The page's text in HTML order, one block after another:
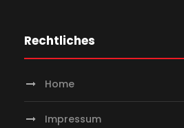
Rechtliches
Home
Impressum